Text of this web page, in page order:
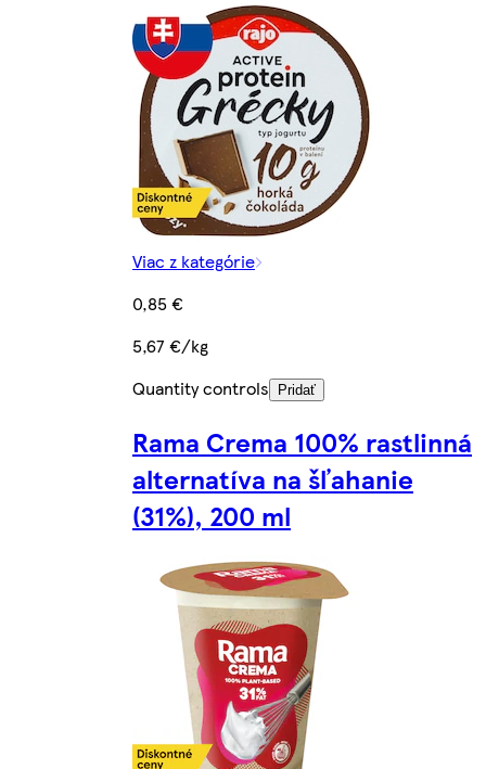
Viac z kategórie
0,85 €
5,67 €/kg
Quantity controls
Pridať
Rama Crema 100% rastlinná
alternatíva na šľahanie
(31%), 200 ml